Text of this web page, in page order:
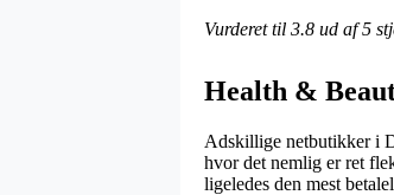
Vurderet til 3.8 ud af 5
Health &
Adskillige netbutikker i
hvor det nemlig er ret
ligeledes den mest